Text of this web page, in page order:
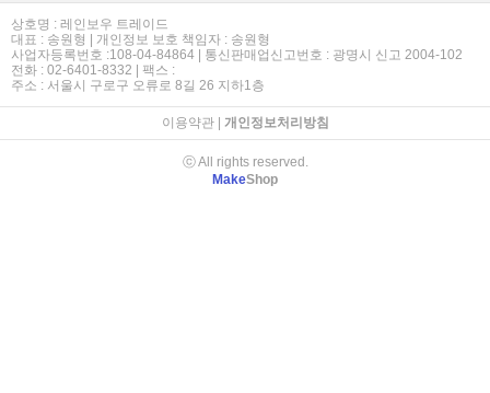
상호명 : 레인보우 트레이드
대표 : 송원형 | 개인정보 보호 책임자 : 송원형
사업자등록번호 :108-04-84864 | 통신판매업신고번호 : 광명시 신고 2004-102
전화 : 02-6401-8332 | 팩스 :
주소 : 서울시 구로구 오류로 8길 26 지하1층
이용약관| 개인정보처리방침
ⓒ All rights reserved.
MakeShop